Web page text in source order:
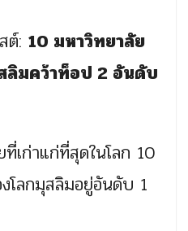
ต์: 10 มหาวิทยาลัย
ลิมคว้าท็อป 2 อันดับ
เก่าแก่ที่สุดในโลก 10
โลกมุสลิมอยู่อันดับ 1